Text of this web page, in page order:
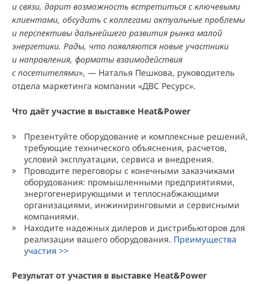
и связи, дарит возможность встретиться с ключевыми
клиентами, обсудить с коллегами актуальные проблемы
и перспективы дальнейшего развития рынка малой
энергетики. Рады, что появляются новые участники
и направления, форматы взаимодействия
с посетителями», — Наталья Пешкова, руководитель
отдела маркетинга компании «ДВС Ресурс».
Что даёт участие в выставке Heat&Power
Презентуйте оборудование и комплексные решений,
требующие технического объяснения, расчетов,
условий эксплуатации, сервиса и внедрения.
Проводите переговоры с конечными заказчиками
оборудования: промышленными предприятиями,
энергогенерирующими и теплоснабжающими
организациями, инжиниринговыми и сервисными
компаниями.
Находите надежных дилеров и дистрибьюторов для
реализации вашего оборудования. Преимущества
участия >>
Результат от участия в выставке Heat&Power